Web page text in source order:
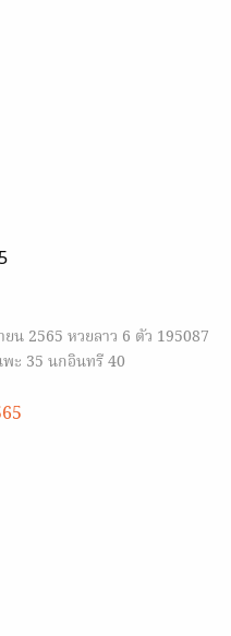
น 2565 หวยลาว 6 ตัว 195087
ะ 35 นกอินทรี 40